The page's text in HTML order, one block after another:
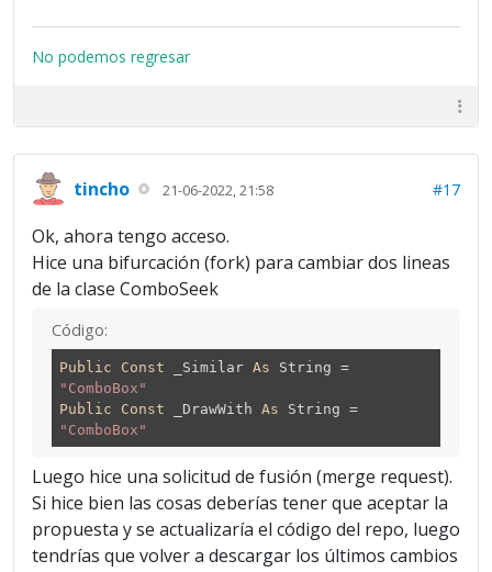
No podemos regresar
tincho 21-06-2022, 21:58 #17
Ok, ahora tengo acceso.
Hice una bifurcación (fork) para cambiar dos lineas
de la clase ComboSeek
Código:
Public Const _Similar As String =
"ComboBox"
Public
Const _DrawWith As String =
"ComboBox"
Luego hice una solicitud de fusión (merge request).
Si hice bien las cosas deberías tener que aceptar la
propuesta y se actualizaría el código del repo, luego
tendrías que volver a descargar los últimos cambios